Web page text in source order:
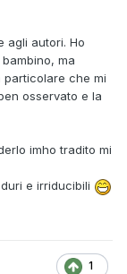
agli autori. Ho
ma
particolare che mi
osservato e la
imho tradito mi
e irriducibili
1